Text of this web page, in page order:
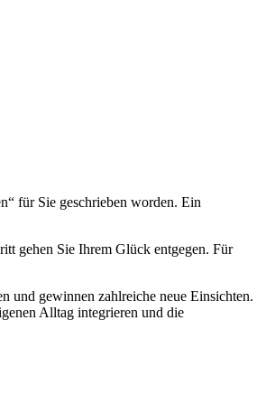
für Sie geschrieben worden. Ein
gehen Sie Ihrem Glück entgegen. Für
und gewinnen zahlreiche neue Einsichten.
Alltag integrieren und die